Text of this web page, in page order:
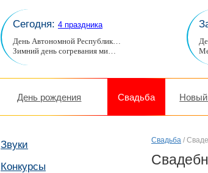
Сегодня: 4 праздника
День Автономной Республик…
Зимний день согревания ми…
День рождения Свадьба Новый
Звуки
Конкурсы
Свадьба /